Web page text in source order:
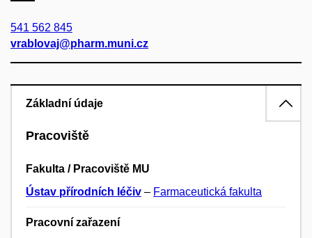
541 562 845
vrablovaj@pharm.muni.cz
Základní údaje
Pracoviště
Fakulta / Pracoviště MU
Ústav přírodních léčiv – Farmaceutická fakulta
Pracovní zařazení